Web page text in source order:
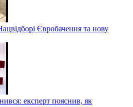
Євробачення та нову
експерт пояснив, як